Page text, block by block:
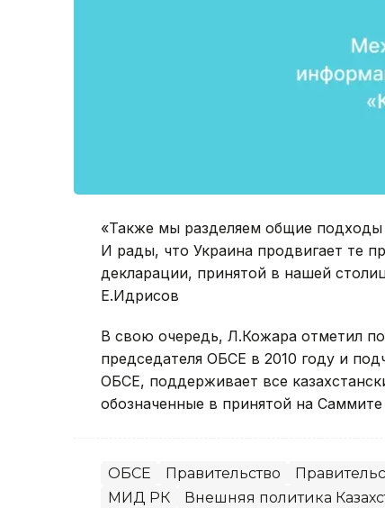
«Также мы разделяем общие подходы
И рады, что Украина продвигает те
декларации, принятой в нашей
Е.Идрисов
В свою очередь, Л.Кожара отметил
председателя ОБСЕ в 2010 году и
ОБСЕ, поддерживает все
обозначенные в принятой на
ОБСЕ Правительство
МИД РК
Внешняя политика